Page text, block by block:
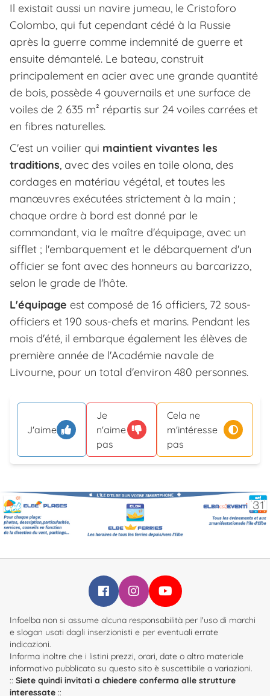
Il existait aussi un navire jumeau, le Cristoforo
Colombo, qui fut cependant cédé à la Russie
après la guerre comme indemnité de guerre et
ensuite démantelé. Le bateau, construit
principalement en acier avec une grande quantité
de bois, possède 4 gouvernails et une surface de
voiles de 2 635 m² répartis sur 24 voiles carrées et
en fibres naturelles.
C'est un voilier qui maintient vivantes les
traditions, avec des voiles en toile olona, des
cordages en matériau végétal, et toutes les
manœuvres exécutées strictement à la main ;
chaque ordre à bord est donné par le
commandant, via le maître d'équipage, avec un
sifflet ; l'embarquement et le débarquement d'un
officier se font avec des honneurs au barcarizzo,
selon le grade de l'hôte.
L'équipage est composé de 16 officiers, 72 sous-
officiers et 190 sous-chefs et marins. Pendant les
mois d'été, il embarque également les élèves de
première année de l'Académie navale de
Livourne, pour un total d'environ 480 personnes.
J'aime
Je
n'aime
pas
Cela ne
m'intéresse
pas
Infoelba su Facebook
Infoelba su Instagram
Infoelba su YouTube
Infoelba non si assume alcuna responsabilità per l'uso di marchi
e slogan usati dagli inserzionisti e per eventuali errate
indicazioni.
Informa inoltre che i listini prezzi, orari, date o altro materiale
informativo pubblicato su questo sito è suscettibile a variazioni.
:: Siete quindi invitati a chiedere conferma alle strutture
interessate ::